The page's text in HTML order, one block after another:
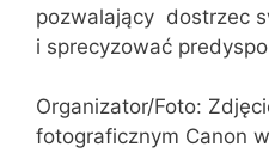
pozwalający dostrzec
i sprecyzować
Organizator/Foto:
fotograficznym Canon